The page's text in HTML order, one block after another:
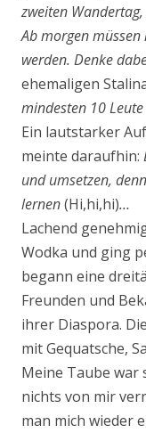
zweiten
Ab morgen
werden. Denke
ehemaligen
mindesten 10
Ein lautstarker
meinte daraufhin:
und umsetzen,
lernen(Hi,hi,hi)…
Lachend
Wodka und ging
begann eine
Freunden und
ihrer Diaspora.
mit Gequatsche,
Meine Taube war
nichts von mir
man mich wieder